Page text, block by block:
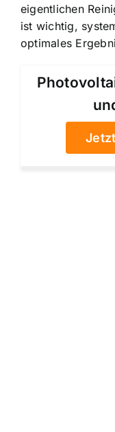
eigentlichen
ist wichtig,
optimales